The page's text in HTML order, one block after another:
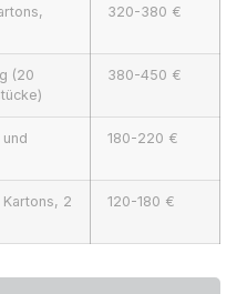
320-380 €
(20
380-450 €
180-220 €
Kartons, 2
120-180 €